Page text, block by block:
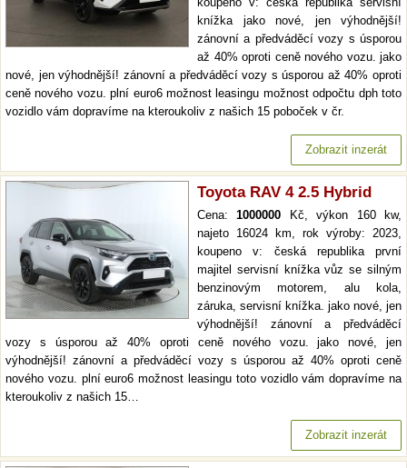
knížka jako nové, jen výhodnější!
zánovní a předváděcí vozy s úsporou
až 40% oproti ceně nového vozu. jako
nové, jen výhodnější! zánovní a předváděcí vozy s úsporou až 40% oproti
ceně nového vozu. plní euro6 možnost leasingu možnost odpočtu dph toto
vozidlo vám dopravíme na kteroukoliv z našich 15 poboček v čr.
Zobrazit inzerát
Toyota RAV 4 2.5 Hybrid
Cena:1000000 Kč, výkon 160 kw,
najeto 16024 km, rok výroby: 2023,
koupeno v: česká republika první
majitel servisní knížka vůz se silným
benzinovým motorem, alu kola,
záruka, servisní knížka. jako nové, jen
výhodnější! zánovní a předváděcí
vozy s úsporou až 40% oproti ceně nového vozu. jako nové, jen
výhodnější! zánovní a předváděcí vozy s úsporou až 40% oproti ceně
nového vozu. plní euro6 možnost leasingu toto vozidlo vám dopravíme na
kteroukoliv z našich 15…
Zobrazit inzerát